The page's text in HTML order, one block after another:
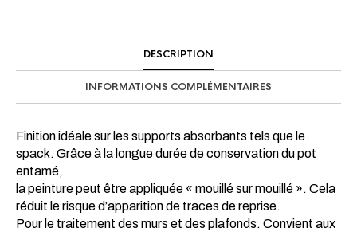
DESCRIPTION
INFORMATIONS COMPLÉMENTAIRES
Finition idéale sur les supports absorbants tels que le
spack. Grâce à la longue durée de conservation du pot
entamé,
la peinture peut être appliquée « mouillé sur mouillé ». Cela
réduit le risque d’apparition de traces de reprise.
Pour le traitement des murs et des plafonds. Convient aux